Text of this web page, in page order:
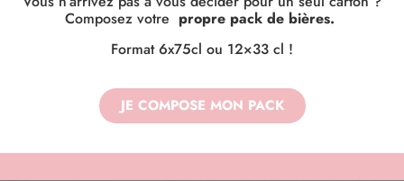
Composez votre propre pack de bières.
Format 6x75cl ou 12×33 cl !
JE COMPOSE MON PACK